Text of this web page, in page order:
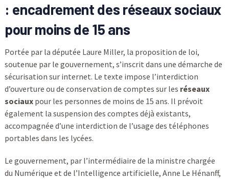
: encadrement des réseaux sociaux
pour moins de 15 ans
Portée par la députée Laure Miller, la proposition de loi,
soutenue par le gouvernement, s’inscrit dans une démarche de
sécurisation sur internet. Le texte impose l’interdiction
d’ouverture ou de conservation de comptes sur les réseaux
sociauxpour les personnes de moins de 15 ans. Il prévoit
également la suspension des comptes déjà existants,
accompagnée d’une interdiction de l’usage des téléphones
portables dans les lycées.
Le gouvernement, par l’intermédiaire de la ministre chargée
du Numérique et de l’Intelligence artificielle, Anne Le Hénanff,